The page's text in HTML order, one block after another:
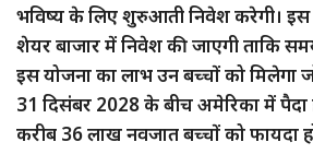
भविष्य के लिए शुरुआती निवेश करेगी।
शेयर बाजार में निवेश की जाएगी ताकि
इस योजना का लाभ उन बच्चों को मिलेगा
31 दिसंबर 2028 के बीच अमेरिका में
करीब 36 लाख नवजात बच्चों को फायदा